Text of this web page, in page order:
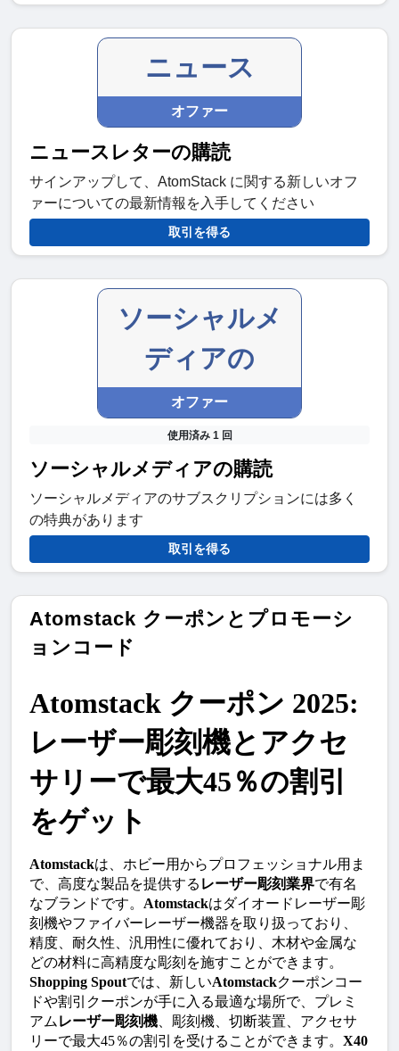
ニュース
オファー
ニュースレターの購読
サインアップして、AtomStack に関する新しいオフ
ァーについての最新情報を入手してください
取引を得る
ソーシャルメ
ディアの
オファー
使用済み 1 回
ソーシャルメディアの購読
ソーシャルメディアのサブスクリプションには多く
の特典があります
取引を得る
Atomstack クーポンとプロモーシ
ョンコード
Atomstack クーポン 2025:
レーザー彫刻機とアクセ
サリーで最大45％の割引
をゲット
Atomstackは、ホビー用からプロフェッショナル用ま
で、高度な製品を提供する レーザー彫刻業界で有名
なブランドです。 Atomstackはダイオードレーザー彫
刻機やファイバーレーザー機器を取り扱っており、
精度、耐久性、汎用性に優れており、木材や金属な
どの材料に高精度な彫刻を施すことができます。
Shopping Spoutでは、新しいAtomstackクーポンコー
ドや割引クーポンが手に入る最適な場所で、プレミ
アム レーザー彫刻機 、彫刻機、切断装置、アクセサ
リーで最大45％の割引を受けることができます。 X40